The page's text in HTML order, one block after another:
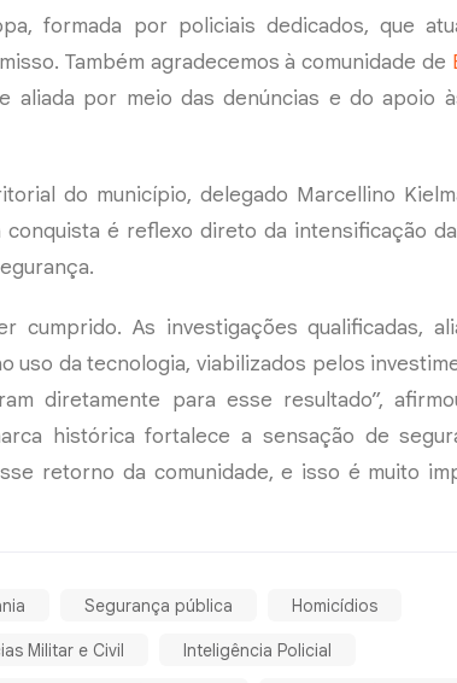
formada por policiais dedicados, que
Também agradecemos à comunidade de
aliada por meio das denúncias e do apoio
do município, delegado Marcellino
conquista é reflexo direto da intensificação
cumprido. As investigações qualificadas,
uso da tecnologia, viabilizados pelos
diretamente para esse resultado”,
histórica fortalece a sensação de
retorno da comunidade, e isso é muito
Segurança pública Homicídios
Militar e Civil Inteligência Policial